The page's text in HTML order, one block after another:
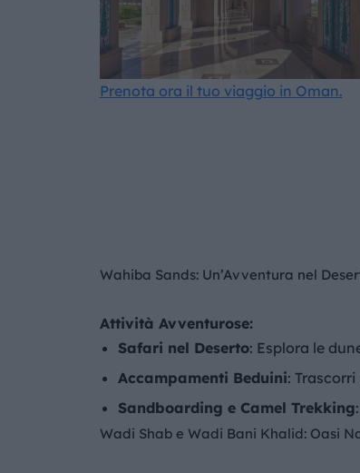
Prenota ora il tuo viaggio in Oman.
Wahiba Sands: Un’Avventura nel
Attività Avventurose:
Safari nel Deserto: Esplora le
Accampamenti Beduini:
Sandboarding e Camel Trekking
Wadi Shab e Wadi Bani Khalid: Oasi